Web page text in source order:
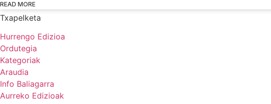
READ MORE
Txapelketa
Hurrengo Edizioa
Ordutegia
Kategoriak
Araudia
Info Baliagarra
Aurreko Edizioak